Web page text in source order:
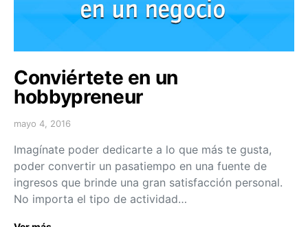
Conviértete en un
hobbypreneur
mayo 4, 2016
Imagínate poder dedicarte a lo que más te gusta,
poder convertir un pasatiempo en una fuente de
ingresos que brinde una gran satisfacción personal.
No importa el tipo de actividad…